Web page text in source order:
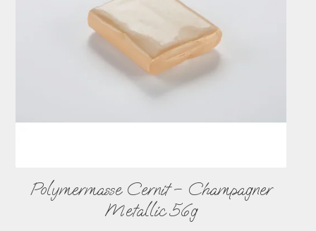
Polymermasse Cernit – Champagner
Metallic 56g